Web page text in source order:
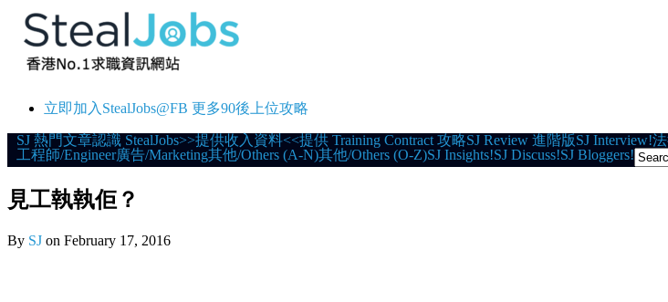
立即加入StealJobs@FB 更多90後上位攻略
Skip
to
SJ 熱門文章認識 StealJobs>>提供收入資料<<提供 Training Contract 攻略SJ Review 進階版SJ Interview!
工程師/Engineer廣告/Marketing其他/Others (A-N)其他/Others (O-Z)SJ Insights!SJ Discuss!SJ Bloggers!
見工執執佢？
By SJ on February 17, 2016